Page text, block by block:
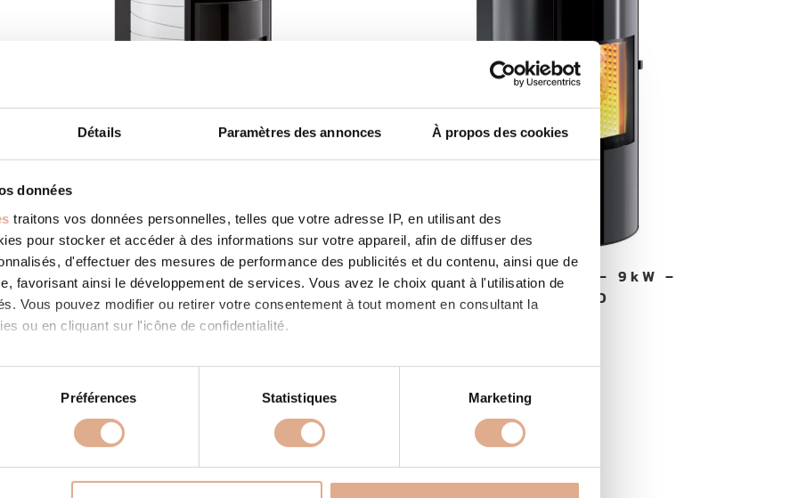
Détails Paramètres des annonces À propos des cookies
données
traitons vos données personnelles, telles que votre adresse IP, en utilisant des
pour stocker et accéder à des informations sur votre appareil, afin de diffuser des
d'effectuer des mesures de performance des publicités et du contenu, ainsi que de
favorisant ainsi le développement de services. Vous avez le choix quant à l'utilisation de
Vous pouvez modifier ou retirer votre consentement à tout moment en consultant la
ou en cliquant sur l'icône de confidentialité.
également :
sur votre localisation géographique qui peuvent être précises à plusieurs mètres près
ou retirer votre consentement à tout moment à partir de la déclaration sur les cookies.
Préférences Statistiques Marketing
ATLANTIS ED-N – 9kW – DRUM
ED
ATLANTIS ED-N – 9kW –
RADIUS ED